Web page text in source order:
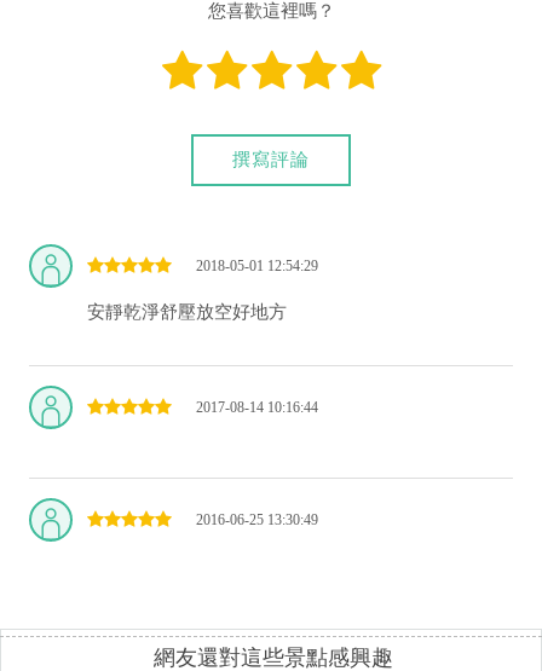
您喜歡這裡嗎？
撰寫評論
2018-05-01 12:54:29
安靜乾淨舒壓放空好地方
2017-08-14 10:16:44
2016-06-25 13:30:49
網友還對這些景點感興趣